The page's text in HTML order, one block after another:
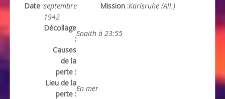
Date :septembre
1942
Mission :Karlsruhe (All.)
Décollage
:
Snaith à 23:55
Causes
de la
perte :
Lieu de la
perte :
En mer